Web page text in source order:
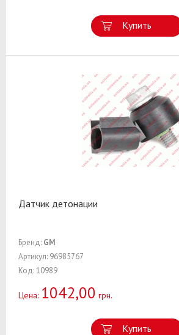
Купить
Датчик детонации
Бренд: GM
Артикул: 96985767
Код: 10989
Цена: 1042,00 грн.
Купить